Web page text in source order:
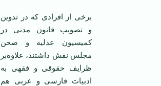
برخی از افرادی که در تدوین
و تصویب قانون مدنی در
کمیسیون عدلیه و صحن
مجلس نقش داشتند، علاوه‌بر
ظرایف حقوقی و فقهی به
ادبیات فارسی و عربی هم